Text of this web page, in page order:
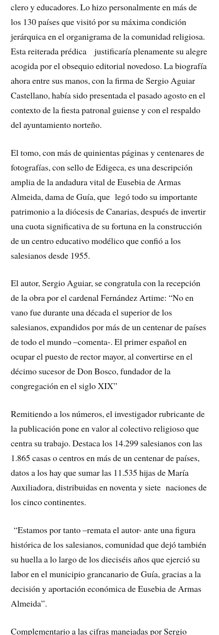
clero y educadores. Lo hizo personalmente en más de
los 130 países que visitó por su máxima condición
jerárquica en el organigrama de la comunidad religiosa.
Esta reiterada prédica justificaría plenamente su alegre
acogida por el obsequio editorial novedoso. La biografía
ahora entre sus manos, con la firma de Sergio Aguiar
Castellano, había sido presentada el pasado agosto en el
contexto de la fiesta patronal guiense y con el respaldo
del ayuntamiento norteño.
El tomo, con más de quinientas páginas y centenares de
fotografías, con sello de Edigeca, es una descripción
amplia de la andadura vital de Eusebia de Armas
Almeida, dama de Guía, que legó todo su importante
patrimonio a la diócesis de Canarias, después de invertir
una cuota significativa de su fortuna en la construcción
de un centro educativo modélico que confió a los
salesianos desde 1955.
El autor, Sergio Aguiar, se congratula con la recepción
de la obra por el cardenal Fernández Artime: “No en
vano fue durante una década el superior de los
salesianos, expandidos por más de un centenar de países
de todo el mundo –comenta-. El primer español en
ocupar el puesto de rector mayor, al convertirse en el
décimo sucesor de Don Bosco, fundador de la
congregación en el siglo XIX”
Remitiendo a los números, el investigador rubricante de
la publicación pone en valor al colectivo religioso que
centra su trabajo. Destaca los 14.299 salesianos con las
1.865 casas o centros en más de un centenar de países,
datos a los hay que sumar las 11.535 hijas de María
Auxiliadora, distribuidas en noventa y siete naciones de
los cinco continentes.
“Estamos por tanto –remata el autor- ante una figura
histórica de los salesianos, comunidad que dejó también
su huella a lo largo de los dieciséis años que ejerció su
labor en el municipio grancanario de Guía, gracias a la
decisión y aportación económica de Eusebia de Armas
Almeida”.
Complementario a las cifras manejadas por Sergio